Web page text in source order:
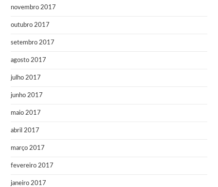
novembro 2017
outubro 2017
setembro 2017
agosto 2017
julho 2017
junho 2017
maio 2017
abril 2017
março 2017
fevereiro 2017
janeiro 2017